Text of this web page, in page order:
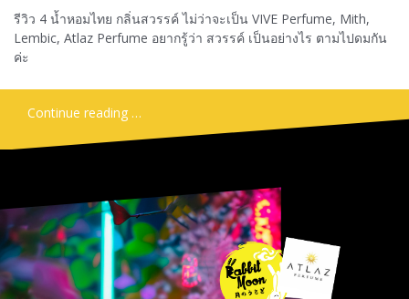
รีวิว 4 น้ำหอมไทย กลิ่นสวรรค์ ไม่ว่าจะเป็น VIVE Perfume, Mith,
Lembic, Atlaz Perfume อยากรู้ว่า สวรรค์ เป็นอย่างไร ตามไปดมกัน
ค่ะ
Continue reading …